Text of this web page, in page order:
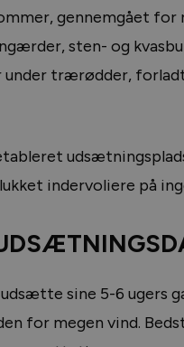
gennemgået
sten- og
under trærødder,
indervoliere på
sine 5-6 ugers
for megen vind.